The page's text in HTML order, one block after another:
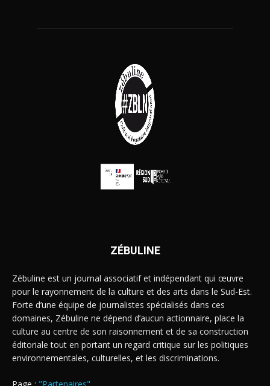
ZÉBULINE
Zébuline est un journal associatif et indépendant qui œuvre
pour le rayonnement de la culture et des arts dans le Sud-Est.
Forte d’une équipe de journalistes spécialisés dans ces
domaines, Zébuline ne dépend d’aucun actionnaire, place la
culture au centre de son raisonnement et de sa construction
éditoriale tout en portant un regard critique sur les politiques
environnementales, culturelles, et les discriminations.